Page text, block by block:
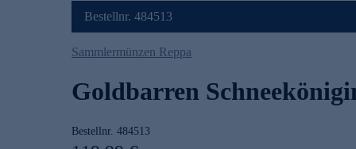
Bestellnr. 484513
Sammlermünzen Reppa
Goldbarren
Bestellnr. 484513